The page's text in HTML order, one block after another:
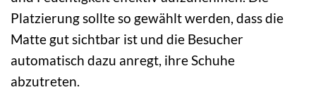
Platzierung sollte so gewählt werden, dass die
Matte gut sichtbar ist und die Besucher
automatisch dazu anregt, ihre Schuhe
abzutreten.